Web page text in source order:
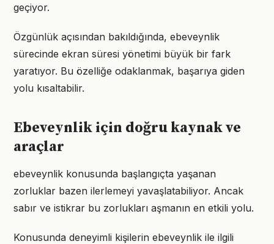
geçiyor.
Özgünlük açısından bakıldığında, ebeveynlik
sürecinde ekran süresi yönetimi büyük bir fark
yaratıyor. Bu özelliğe odaklanmak, başarıya giden
yolu kısaltabilir.
Ebeveynlik için doğru kaynak ve
araçlar
ebeveynlik konusunda başlangıçta yaşanan
zorluklar bazen ilerlemeyi yavaşlatabiliyor. Ancak
sabır ve istikrar bu zorlukları aşmanın en etkili yolu.
Konusunda deneyimli kişilerin ebeveynlik ile ilgili